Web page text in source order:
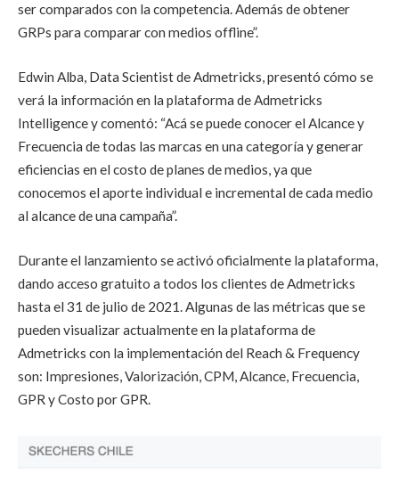
ser comparados con la competencia. Además de obtener
GRPs para comparar con medios offline”.
Edwin Alba, Data Scientist de Admetricks, presentó cómo se
verá la información en la plataforma de Admetricks
Intelligence y comentó: “Acá se puede conocer el Alcance y
Frecuencia de todas las marcas en una categoría y generar
eficiencias en el costo de planes de medios, ya que
conocemos el aporte individual e incremental de cada medio
al alcance de una campaña”.
Durante el lanzamiento se activó oficialmente la plataforma,
dando acceso gratuito a todos los clientes de Admetricks
hasta el 31 de julio de 2021. Algunas de las métricas que se
pueden visualizar actualmente en la plataforma de
Admetricks con la implementación del Reach & Frequency
son: Impresiones, Valorización, CPM, Alcance, Frecuencia,
GPR y Costo por GPR.